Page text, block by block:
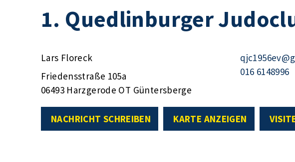
1. Quedlinburger
Lars Floreck
Friedensstraße 105a
06493 Harzgerode OT Güntersberge
016 6148996
NACHRICHT SCHREIBEN KARTE ANZEIGEN